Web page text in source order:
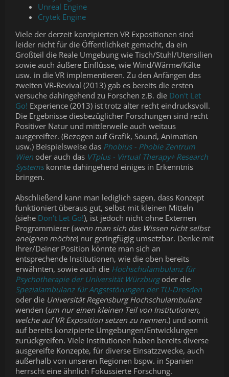
Unreal Engine
Crytek Engine
Viele der derzeit konzipierten VR Expositionen sind
leider nicht für die Öffentlichkeit gemacht, da ein
Großteil die Reale Umgebung wie Tisch/Stuhl/Utensilien
sowie auch äußere Einflüsse, wie Wind/Wärme/Kälte
usw. in die VR implementieren. Zu den Anfängen des
zweiten VR-Revival (2013) gab es bereits die ersten
versuche dahingehend zu Forschen z.B. die Don't Let
Go! Experience (2013) ist trotz alter recht eindrucksvoll.
Die Ergebnisse diesbezüglicher Forschungen sind recht
Positiver Natur und mittlerweile auch weitaus
ausgereifter. (Bezogen auf Grafik, Sound, Animation
usw.) Beispielsweise das Phobius - Phobie Zentrum
Wien oder auch das VTplus - Virtual Therapy+ Research
Systemskonnte dahingehend einiges in Erkenntnis
bringen.
Abschließend kann man lediglich sagen, dass Konzept
funktioniert überaus gut, selbst mit kleinen Mitteln
(siehe Don't Let Go!), ist jedoch nicht ohne Externen
Programmierer (wenn man sich das Wissen nicht selbst
aneignen möchte) nur geringfügig umsetzbar. Denke mit
Ihrer/Deiner Position könnte man sich an
entsprechende Institutionen, wie die oben bereits
erwähnten, sowie auch die Hochschulambulanz für
Psychotherapie der Universität Würzburgoder die
Spezialambulanz für Angststörungen der TU-Dresden
oder die Universität Regensburg Hochschulambulanz
wenden (um nur einen kleinen Teil von Institutionen,
welche auf VR Exposition setzen zu nennen.) und somit
auf bereits konzipierte Umgebungen/Entwicklungen
zurückgreifen. Viele Institutionen haben bereits diverse
ausgereifte Konzepte, für diverse Einsatzzwecke, auch
außerhalb von unseren Regionen bspw. in Spanien
herrscht eine ähnlich Fokussierte Forschung.